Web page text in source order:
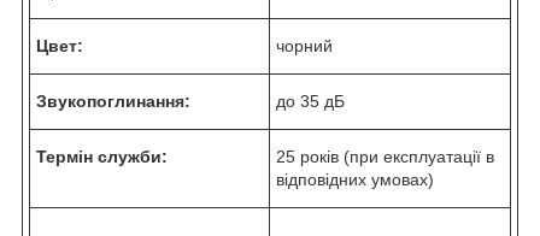
Цвет: чорний
Звукопоглинання: до 35 дБ
Термін служби:
25 років (при експлуатації в
відповідних умовах)